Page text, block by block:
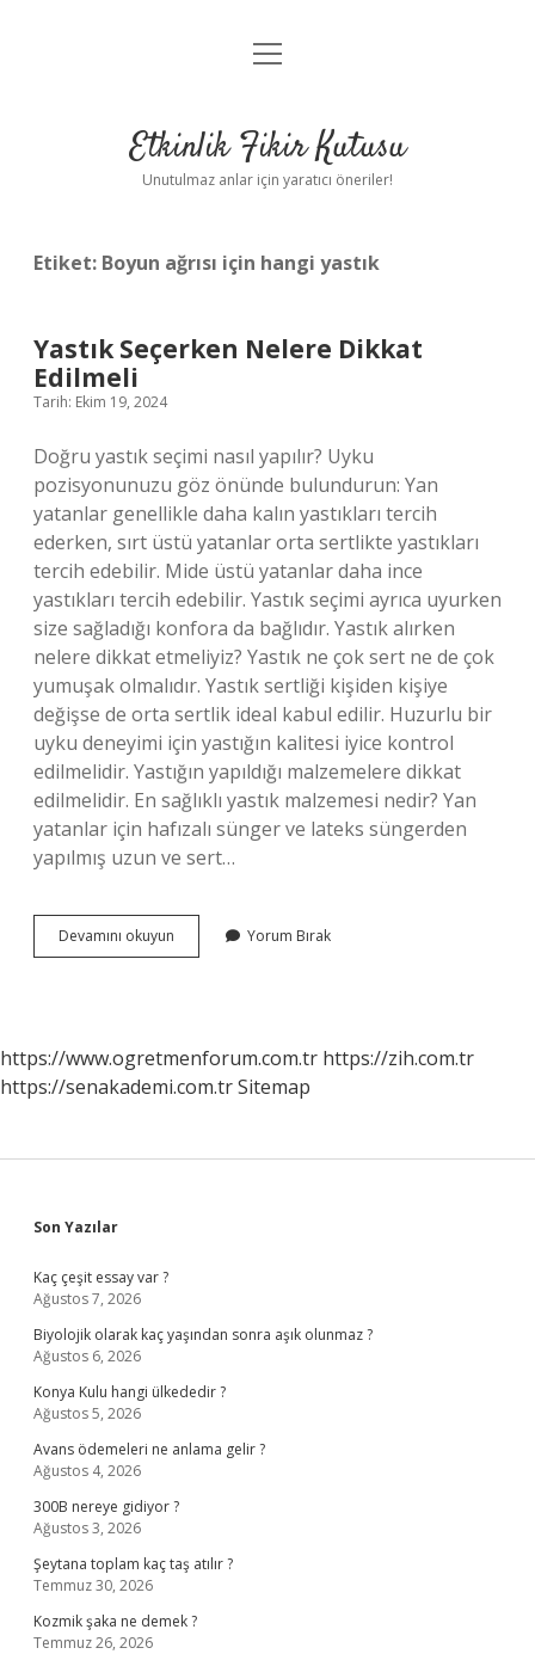
Anasayfa
Yasal Uyarı
menüyü
Etkinlik Fikir Kutusu
Unutulmaz anlar için yaratıcı öneriler!
Etiket: Boyun ağrısı için hangi yastık
Yastık Seçerken Nelere Dikkat
Edilmeli
Tarih: Ekim 19, 2024
Doğru yastık seçimi nasıl yapılır? Uyku
pozisyonunuzu göz önünde bulundurun: Yan
yatanlar genellikle daha kalın yastıkları tercih
ederken, sırt üstü yatanlar orta sertlikte yastıkları
tercih edebilir. Mide üstü yatanlar daha ince
yastıkları tercih edebilir. Yastık seçimi ayrıca uyurken
size sağladığı konfora da bağlıdır. Yastık alırken
nelere dikkat etmeliyiz? Yastık ne çok sert ne de çok
yumuşak olmalıdır. Yastık sertliği kişiden kişiye
değişse de orta sertlik ideal kabul edilir. Huzurlu bir
uyku deneyimi için yastığın kalitesi iyice kontrol
edilmelidir. Yastığın yapıldığı malzemelere dikkat
edilmelidir. En sağlıklı yastık malzemesi nedir? Yan
yatanlar için hafızalı sünger ve lateks süngerden
yapılmış uzun ve sert…
Devamını okuyun
Seçerken
Yorum Bırak
https://www.ogretmenforum.com.tr https://zih.com.tr
https://senakademi.com.trSitemap
Sidebar
Son Yazılar
Kaç çeşit essay var ?
Ağustos 7, 2026
Biyolojik olarak kaç yaşından sonra aşık olunmaz ?
Ağustos 6, 2026
Konya Kulu hangi ülkededir ?
Ağustos 5, 2026
Avans ödemeleri ne anlama gelir ?
Ağustos 4, 2026
300B nereye gidiyor ?
Ağustos 3, 2026
Şeytana toplam kaç taş atılır ?
Temmuz 30, 2026
Kozmik şaka ne demek ?
Temmuz 26, 2026